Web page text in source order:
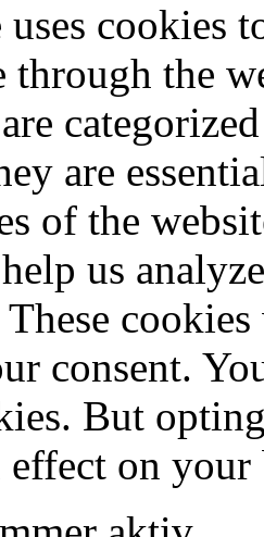
cookies
through the
are
of the
us
consent.
But
effect on